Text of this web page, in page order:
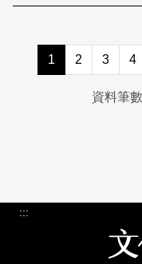
1 2 3 4
資料筆
:::